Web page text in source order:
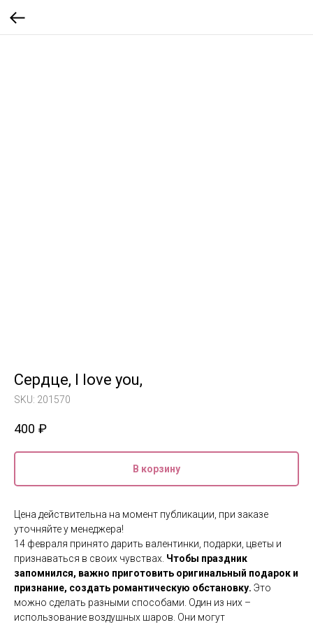
Сердце, I love you,
SKU: 201570
400 ₽
В корзину
Цена действительна на момент публикации, при заказе
уточняйте у менеджера!
14 февраля принято дарить валентинки, подарки, цветы и
признаваться в своих чувствах. Чтобы праздник
запомнился, важно приготовить оригинальный подарок и
признание, создать романтическую обстановку. Это
можно сделать разными способами. Один из них –
использование воздушных шаров. Они могут